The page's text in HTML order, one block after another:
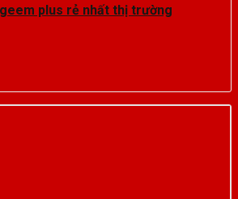
plus rẻ nhất thị trường